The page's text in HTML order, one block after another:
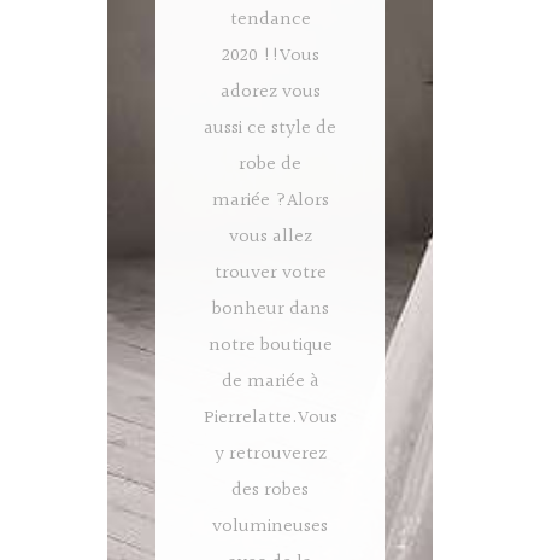
tendance
2020 !!Vous
adorez vous
aussi ce style de
robe de
mariée ?Alors
vous allez
trouver votre
bonheur dans
notre boutique
de mariée à
Pierrelatte.Vous
y retrouverez
des robes
volumineuses